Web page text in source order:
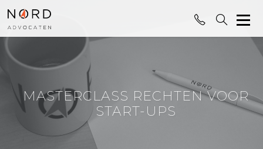
MASTERCLASS RECHTEN VOOR
START-UPS